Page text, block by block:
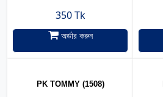
350 Tk
অর্ডার করুন
PK TOMMY (1508)